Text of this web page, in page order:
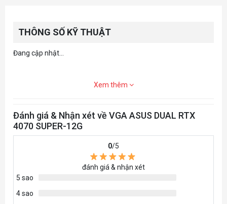
THÔNG SỐ KỸ THUẬT
Đang cập nhật...
Xem thêm
Đánh giá & Nhận xét về VGA ASUS DUAL RTX
4070 SUPER-12G
0/5
đánh giá & nhận xét
5 sao
4 sao